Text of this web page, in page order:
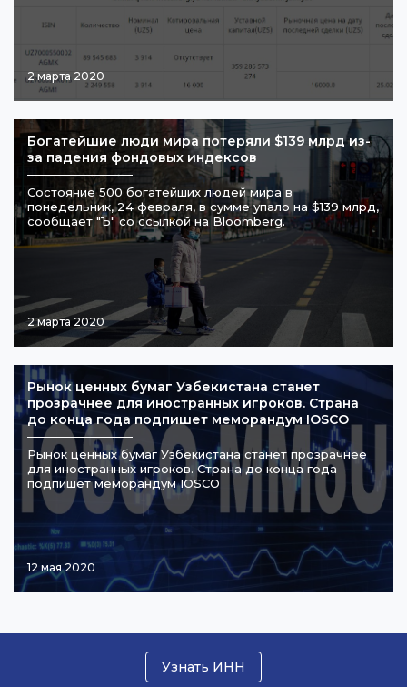
2 марта 2020
Богатейшие люди мира потеряли $139 млрд из-
за падения фондовых индексов
Состояние 500 богатейших людей мира в
понедельник, 24 февраля, в сумме упало на $139 млрд,
сообщает "Ъ" со ссылкой на Bloomberg.
2 марта 2020
Рынок ценных бумаг Узбекистана станет
прозрачнее для иностранных игроков. Страна
до конца года подпишет меморандум IOSCO
Рынок ценных бумаг Узбекистана станет прозрачнее
для иностранных игроков. Страна до конца года
подпишет меморандум IOSCO
12 мая 2020
Узнать ИНН